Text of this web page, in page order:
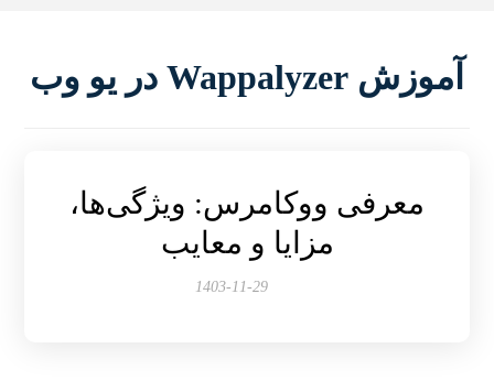
آموزش Wappalyzer در یو وب
معرفی ووکامرس: ویژگی‌ها،
مزایا و معایب
1403-11-29